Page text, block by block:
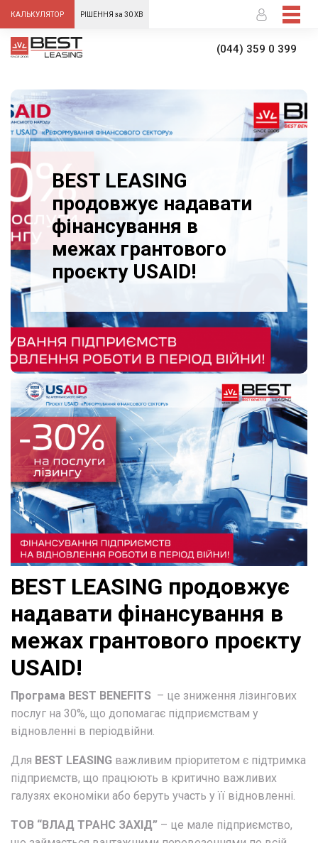
КАЛЬКУЛЯТОР РІШЕННЯ за 30 ХВ
(044) 359 0 399
BEST LEASING
продовжує надавати
фінансування в
межах грантового
проєкту USAID!
BEST LEASING продовжує
надавати фінансування в
межах грантового проєкту
USAID!
Програма BEST BENEFITS – це зниження лізингових
послуг на 30%, що допомагає підприємствам у
відновленні в періодвійни.
Для BEST LEASING важливим пріоритетом є підтримка
підприємств, що працюють в критично важливих
галузях економіки або беруть участь у її відновленні.
ТОВ “ВЛАД ТРАНС ЗАХІД” – це мале підприємство,